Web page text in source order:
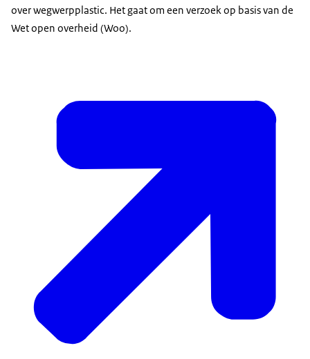
over wegwerpplastic. Het gaat om een verzoek op basis van de
Wet open overheid (Woo).